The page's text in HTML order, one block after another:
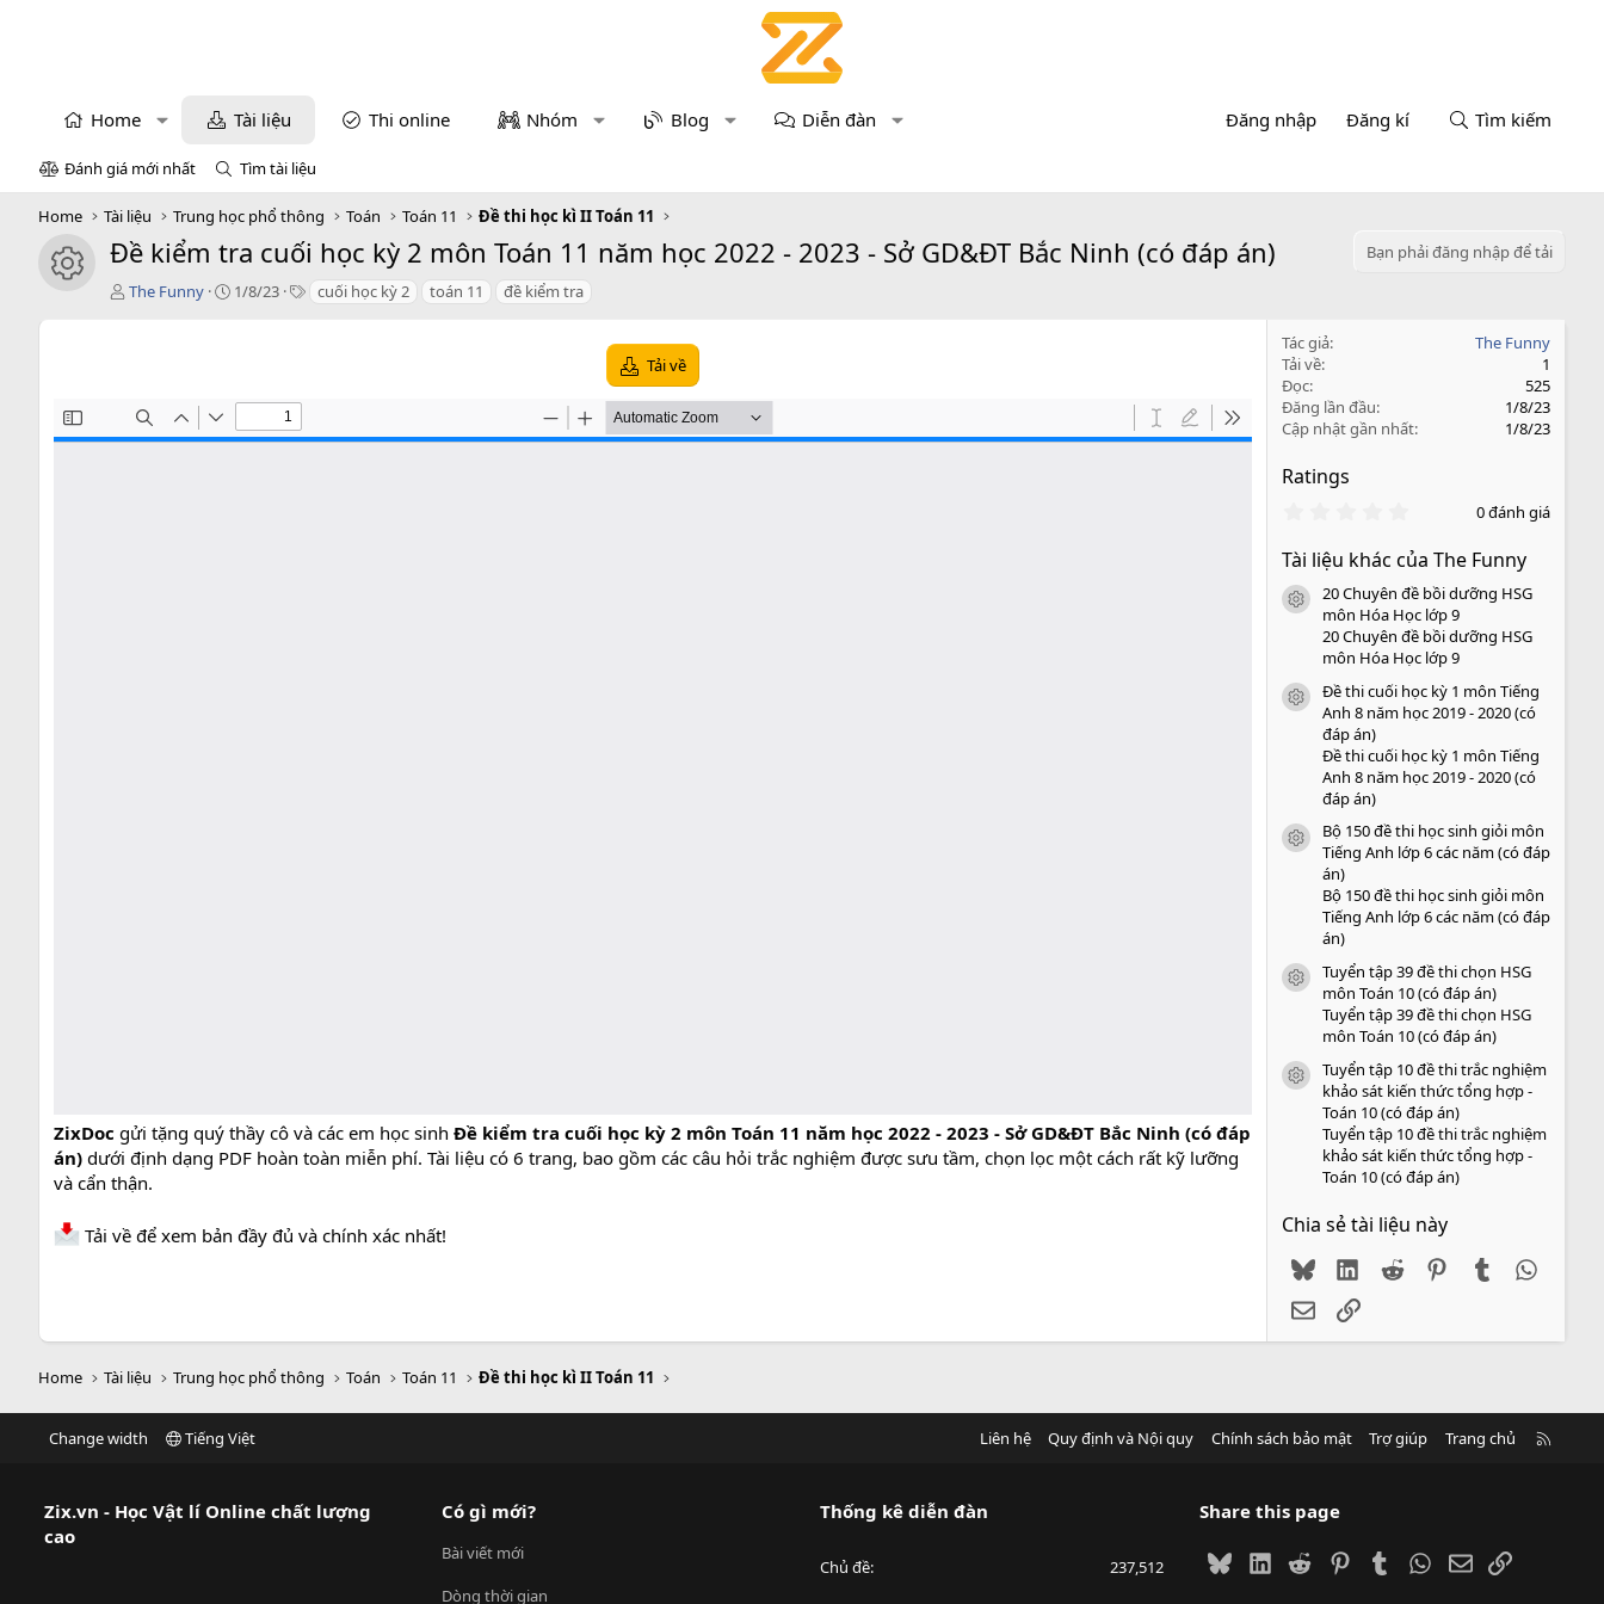
Home Tài liệu Thi online Nhóm Blog Diễn đàn Đăng nhập Đăng kí Tìm kiếm
Đánh giá mới nhất Tìm tài liệu
Home Tài liệu Trung học phổ thông Toán Toán 11 Đề thi học kì II Toán 11
icon tài liệu
Đề kiểm tra cuối học kỳ 2 môn Toán 11 năm học 2022 - 2023 - Sở GD&ĐT Bắc Ninh (có đáp án)
Bạn phải đăng nhập để tải
T
The Funny
C
n
1/8/23
T cuối học kỳ 2 toán 11 đề kiểm tra
Tải về
ZixDoc gửi tặng quý thầy cô và các em học sinh Đề kiểm tra cuối học kỳ 2 môn Toán 11 năm học 2022 - 2023 - Sở GD&ĐT Bắc Ninh (có đáp
án) dưới định dạng PDF hoàn toàn miễn phí. Tài liệu có 6 trang, bao gồm các câu hỏi trắc nghiệm được sưu tầm, chọn lọc một cách rất kỹ lưỡng
và cẩn thận.
Tải về để xem bản đầy đủ và chính xác nhất!
Tác giả
The Funny
Tải về
1
Đọc
525
Đăng lần đầu
1/8/23
Cập nhật gần nhất
1/8/23
Ratings
0
0
s
a
o
0 đánh giá
Tài liệu khác của The Funny
icon tài liệu
20 Chuyên đề bồi dưỡng HSG
môn Hóa Học lớp 9
20 Chuyên đề bồi dưỡng HSG
môn Hóa Học lớp 9
icon tài liệu
Đề thi cuối học kỳ 1 môn Tiếng
Anh 8 năm học 2019 - 2020 (có
đáp án)
Đề thi cuối học kỳ 1 môn Tiếng
Anh 8 năm học 2019 - 2020 (có
đáp án)
icon tài liệu
Bộ 150 đề thi học sinh giỏi môn
Tiếng Anh lớp 6 các năm (có đáp
án)
Bộ 150 đề thi học sinh giỏi môn
Tiếng Anh lớp 6 các năm (có đáp
án)
icon tài liệu
Tuyển tập 39 đề thi chọn HSG
môn Toán 10 (có đáp án)
Tuyển tập 39 đề thi chọn HSG
môn Toán 10 (có đáp án)
icon tài liệu
Tuyển tập 10 đề thi trắc nghiệm
khảo sát kiến thức tổng hợp -
Toán 10 (có đáp án)
Tuyển tập 10 đề thi trắc nghiệm
khảo sát kiến thức tổng hợp -
Toán 10 (có đáp án)
Chia sẻ tài liệu này
BlueskyLinkedIn
Reddit PinterestTumblr
EmailLink
Home Tài liệu Trung học phổ thông Toán Toán 11 Đề thi học kì II Toán 11
Change width Tiếng Việt Liên hệ Quy định và Nội quy Chính sách bảo mật Trợ giúp Trang chủ
Zix.vn - Học Vật lí Online chất lượng
cao
Có gì mới?
Bài viết mới
Dòng thời gian
Thống kê diễn đàn
Chủ đề 237,512
Share this page
BlueskyLinkedIn
Reddit PinterestTumblrWhatsApp
EmailLink